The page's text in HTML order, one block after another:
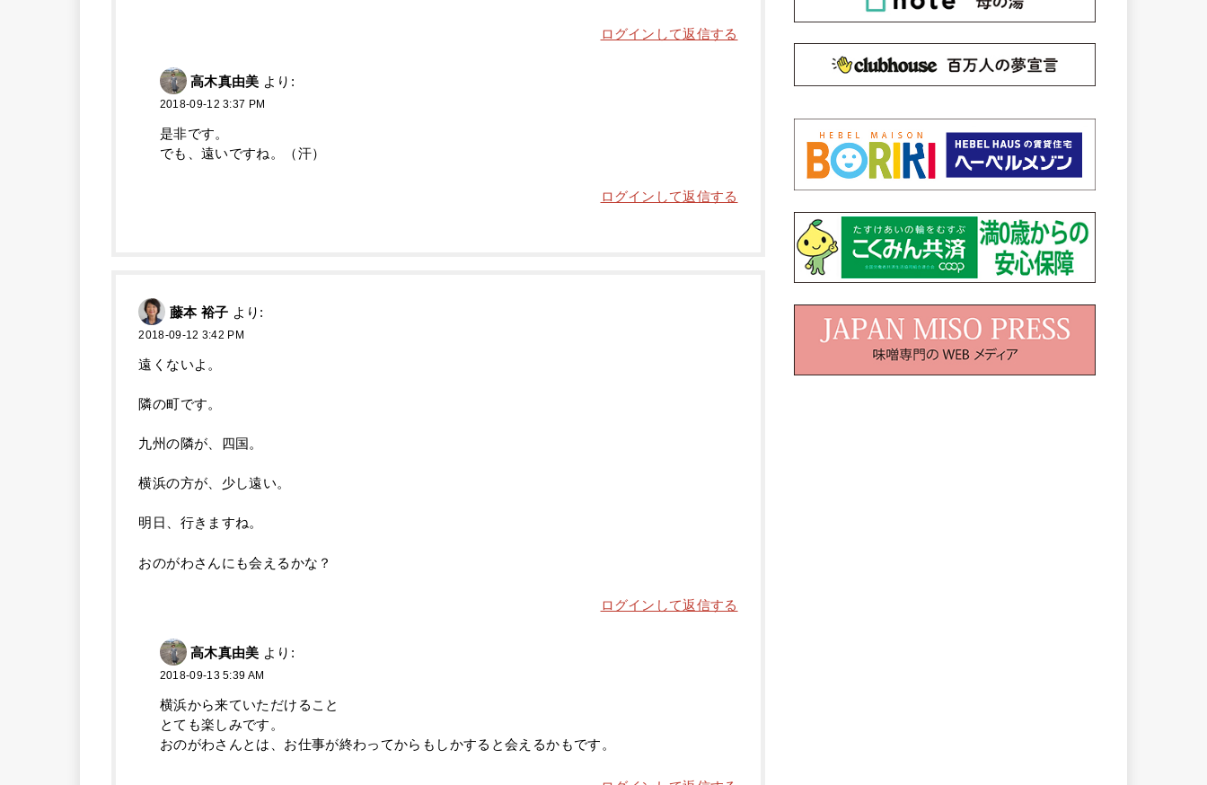
ログインして返信する
高木真由美 より:
2018-09-12 3:37 PM
是非です。
でも、遠いですね。（汗）
ログインして返信する
藤本 裕子 より:
2018-09-12 3:42 PM
遠くないよ。
隣の町です。
九州の隣が、四国。
横浜の方が、少し遠い。
明日、行きますね。
おのがわさんにも会えるかな？
ログインして返信する
高木真由美 より:
2018-09-13 5:39 AM
横浜から来ていただけること
とても楽しみです。
おのがわさんとは、お仕事が終わってからもしかすると会えるかもです。